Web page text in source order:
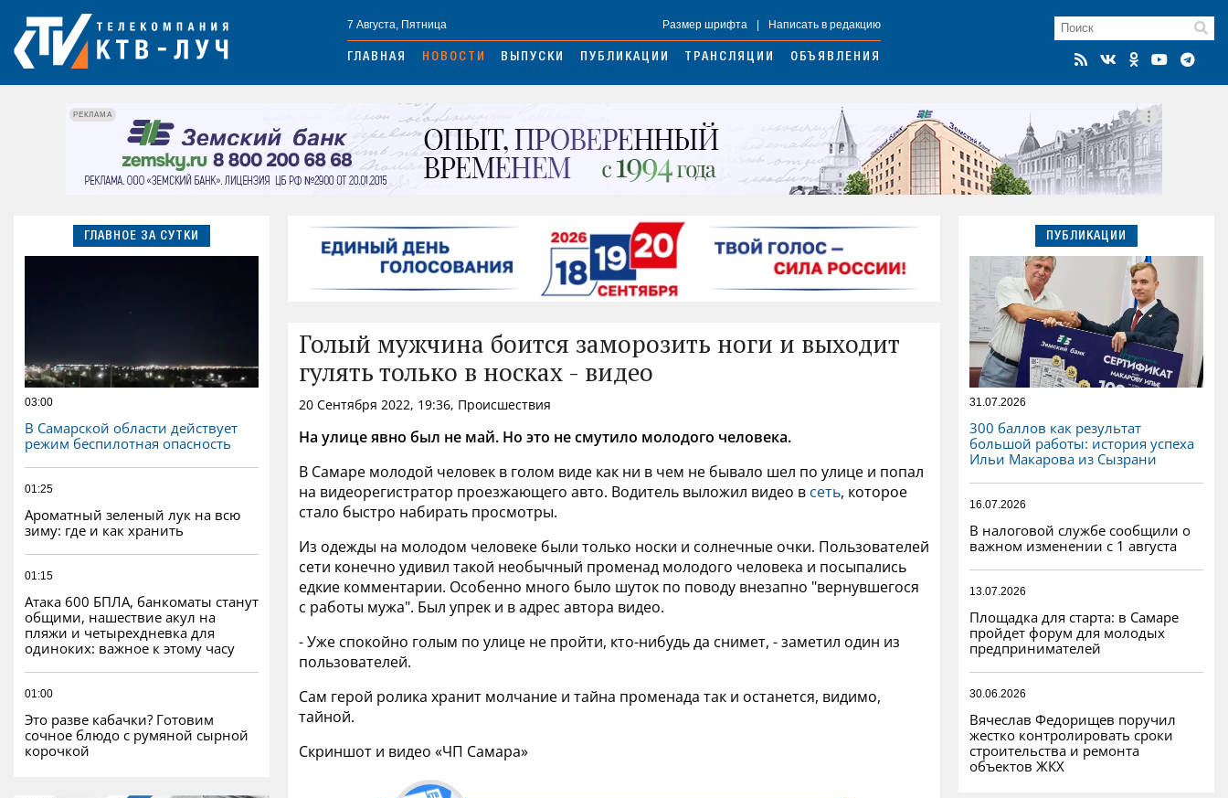
7 Августа, Пятница Размер шрифта Написать в редакцию
ГЛАВНАЯ НОВОСТИ ВЫПУСКИ ПУБЛИКАЦИИ ТРАНСЛЯЦИИ ОБЪЯВЛЕНИЯ
РЕКЛАМА
ГЛАВНОЕ ЗА СУТКИ
03:00
В Самарской области действует
режим беспилотная опасность
01:25
Ароматный зеленый лук на всю
зиму: где и как хранить
01:15
Атака 600 БПЛА, банкоматы станут
общими, нашествие акул на
пляжи и четырехдневка для
одиноких: важное к этому часу
01:00
Это разве кабачки? Готовим
сочное блюдо с румяной сырной
корочкой
Голый мужчина боится заморозить ноги и выходит
гулять только в носках - видео
20 Сентября 2022, 19:36, Происшествия
На улице явно был не май. Но это не смутило молодого человека.
В Самаре молодой человек в голом виде как ни в чем не бывало шел по улице и попал
на видеорегистратор проезжающего авто. Водитель выложил видео в сеть, которое
стало быстро набирать просмотры.
Из одежды на молодом человеке были только носки и солнечные очки. Пользователей
сети конечно удивил такой необычный променад молодого человека и посыпались
едкие комментарии. Особенно много было шуток по поводу внезапно "вернувшегося
с работы мужа". Был упрек и в адрес автора видео.
- Уже спокойно голым по улице не пройти, кто-нибудь да снимет, - заметил один из
пользователей.
Сам герой ролика хранит молчание и тайна променада так и останется, видимо,
тайной.
Скриншот и видео «ЧП Самара»
ПУБЛИКАЦИИ
31.07.2026
300 баллов как результат
большой работы: история успеха
Ильи Макарова из Сызрани
16.07.2026
В налоговой службе сообщили о
важном изменении с 1 августа
13.07.2026
Площадка для старта: в Самаре
пройдет форум для молодых
предпринимателей
30.06.2026
Вячеслав Федорищев поручил
жестко контролировать сроки
строительства и ремонта
объектов ЖКХ